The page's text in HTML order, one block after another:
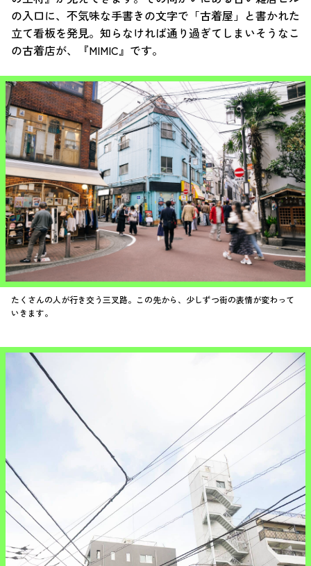
の入口に、不気味な手書きの文字で「古着屋」と書かれた
立て看板を発見。知らなければ通り過ぎてしまいそうなこ
の古着店が、『MIMIC』です。
たくさんの人が行き交う三叉路。この先から、少しずつ街の表情が変わって
いきます。